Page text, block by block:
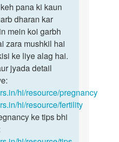
pana ki kaun
dharan kar
mein koi garbh
zara mushkil hai
ke liye alag hai.
jyada detail
hi/resource/pregnancy
hi/resource/fertility
ke tips bhi